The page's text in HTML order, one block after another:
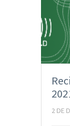
2 DE